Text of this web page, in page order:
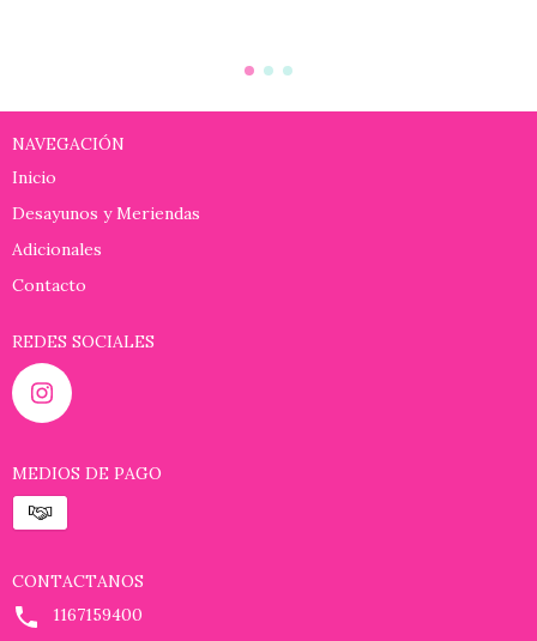
NAVEGACIÓN
Inicio
Desayunos y Meriendas
Adicionales
Contacto
REDES SOCIALES
MEDIOS DE PAGO
CONTACTANOS
1167159400